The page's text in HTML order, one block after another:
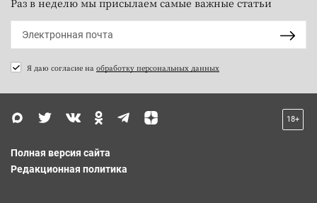
Я даю согласие на обработку персональных данных
18+
Полная версия сайта
Редакционная политика